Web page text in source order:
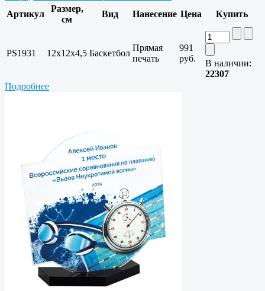
Артикул
Размер,
см
Вид Нанесение Цена Купить
PS1931 12х12х4,5 Баскетбол
Прямая
печать
991
руб.
В наличии:
22307
Подробнее